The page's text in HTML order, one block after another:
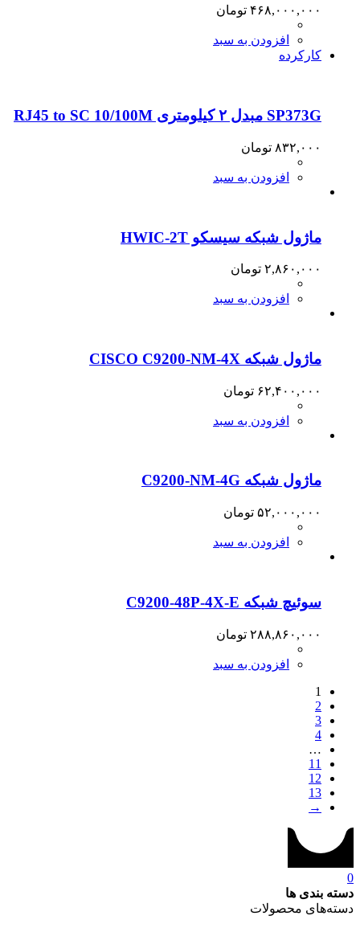
۴۶۸,۰۰۰,۰۰۰ تومان
افزودن به سبد
کارکرده
SP373G مبدل ۲ کیلومتری RJ45 to SC 10/100M
۸۳۲,۰۰۰ تومان
افزودن به سبد
ماژول شبکه سیسکو HWIC-2T
۲,۸۶۰,۰۰۰ تومان
افزودن به سبد
ماژول شبکه CISCO C9200-NM-4X
۶۲,۴۰۰,۰۰۰ تومان
افزودن به سبد
ماژول شبکه C9200-NM-4G
۵۲,۰۰۰,۰۰۰ تومان
افزودن به سبد
سوئیچ شبکه C9200-48P-4X-E
۲۸۸,۸۶۰,۰۰۰ تومان
افزودن به سبد
1
2
3
4
…
11
12
13
→
0
دسته بندی ها
دسته‌های محصولات